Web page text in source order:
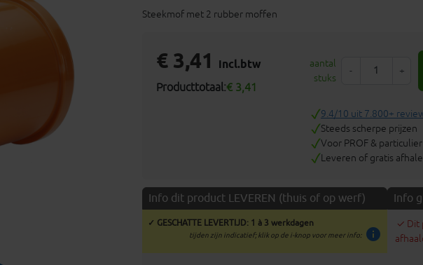
Steekmof met 2 rubber moffen
€ 3,41 incl.btw
Producttotaal:€ 3,41
aantal
stuks
- +
9.4/10 uit 7.800+
Steeds scherpe prijzen
Voor PROF & particulier
Leveren of gratis
Info dit product LEVEREN (thuis of op werf)
✓ GESCHATTE LEVERTIJD: 1 à 3 werkdagen
info
tijden zijn indicatief; klik op de i-knop voor meer info:
Info
✓ Dit